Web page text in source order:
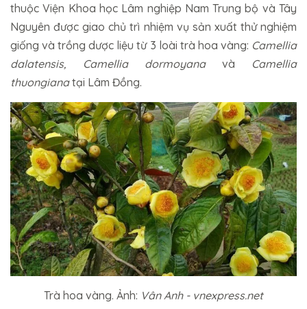
thuộc Viện Khoa học Lâm nghiệp Nam Trung bộ và Tây
Nguyên được giao chủ trì nhiệm vụ sản xuất thử nghiệm
giống và trồng dược liệu từ 3 loài trà hoa vàng: Camellia
dalatensis, Camellia dormoyana và Camellia
thuongianatại Lâm Đồng.
Trà hoa vàng. Ảnh: Vân Anh - vnexpress.net